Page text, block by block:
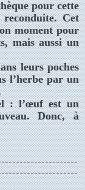
pour cette
Cet
moment pour
mais aussi un
leurs poches
l’herbe par un
: l’œuf est un
Donc, à